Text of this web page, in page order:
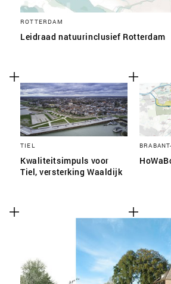
ROTTERDAM
Leidraad natuurinclusief Rotterdam
TIEL
Kwaliteitsimpuls voor
Tiel, versterking Waaldijk